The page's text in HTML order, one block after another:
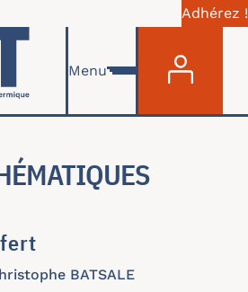
Adhérez !
Menu
BATSALE